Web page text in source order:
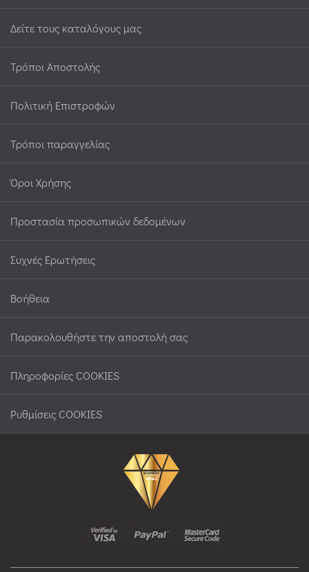
Δείτε τους καταλόγους μας
Τρόποι Αποστολής
Πολιτική Επιστροφών
Τρόποι παραγγελίας
Όροι Χρήσης
Προστασία προσωπικών δεδομένων
Συχνές Ερωτήσεις
Βοήθεια
Παρακολουθήστε την αποστολή σας
Πληροφορίες COOKIES
Ρυθμίσεις COOKIES